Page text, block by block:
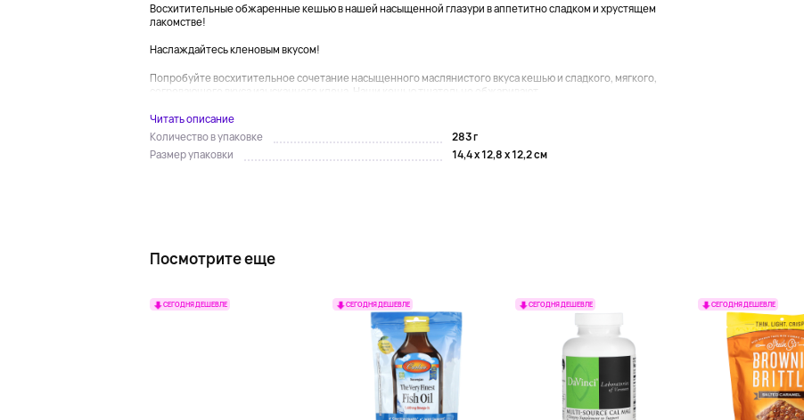
Восхитительные обжаренные кешью в нашей насыщенной глазури в аппетитно сладком и хрустящем
лакомстве!
Наслаждайтесь кленовым вкусом!
Попробуйте восхитительное сочетание насыщенного маслянистого вкуса кешью и сладкого, мягкого,
согревающего вкуса изысканного клена. Наши кешью тщательно обжаривают...
Читать описание
Количество в упаковке
283 г
Размер упаковки
14,4 x 12,8 x 12,2 см
Посмотрите еще
СЕГОДНЯ ДЕШЕВЛЕ СЕГОДНЯ ДЕШЕВЛЕ СЕГОДНЯ ДЕШЕВЛЕ СЕГОДНЯ ДЕШЕВЛЕ